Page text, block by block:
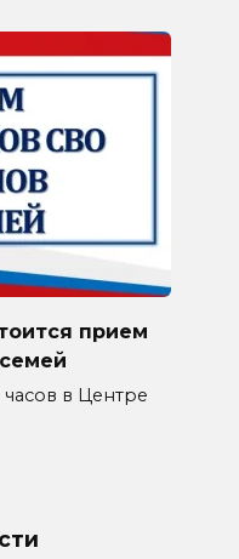
прием
часов в Центре